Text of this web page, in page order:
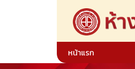
หน้าแรก